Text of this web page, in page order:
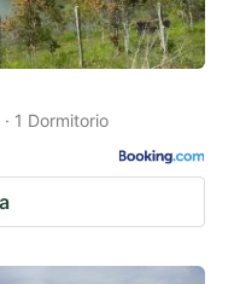
1 Dormitorio